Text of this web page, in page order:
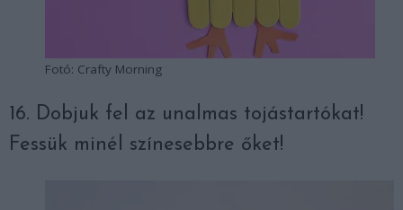
Fotó: Crafty Morning
16. Dobjuk fel az unalmas tojástartókat!
Fessük minél színesebbre őket!